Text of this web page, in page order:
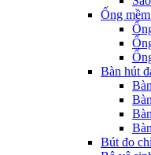
Ống
Bàn hút
Bút đo